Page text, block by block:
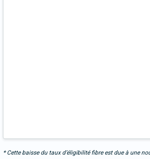
* Cette baisse du taux d’éligibilité fibre est due à une